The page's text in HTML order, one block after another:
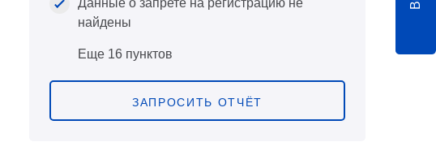
Данные о запрете на регистрацию не
найдены
Еще 16 пунктов
ЗАПРОСИТЬ ОТЧЁТ